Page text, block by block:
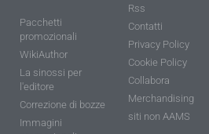
Pacchetti
promozionali
WikiAuthor
La sinossi per
l'editore
Correzione di bozze
Immagini
Rss
Contatti
Privacy Policy
Cookie Policy
Collabora
Merchandising
siti non AAMS